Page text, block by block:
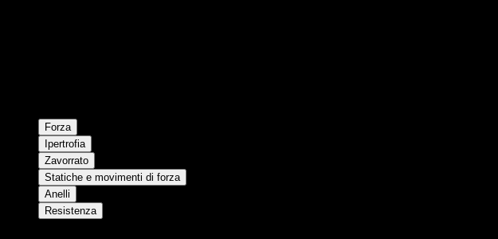
Forza
Ipertrofia
Zavorrato
Statiche e movimenti di forza
Anelli
Resistenza